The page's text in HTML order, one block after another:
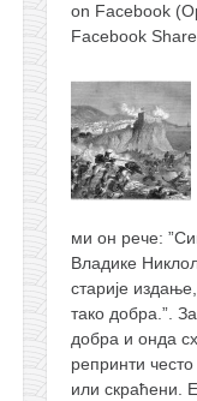
on Facebook
Facebook
ми он рече:
Владике
старије
тако добра.”.
добра и онда
репринти
или скраћени.